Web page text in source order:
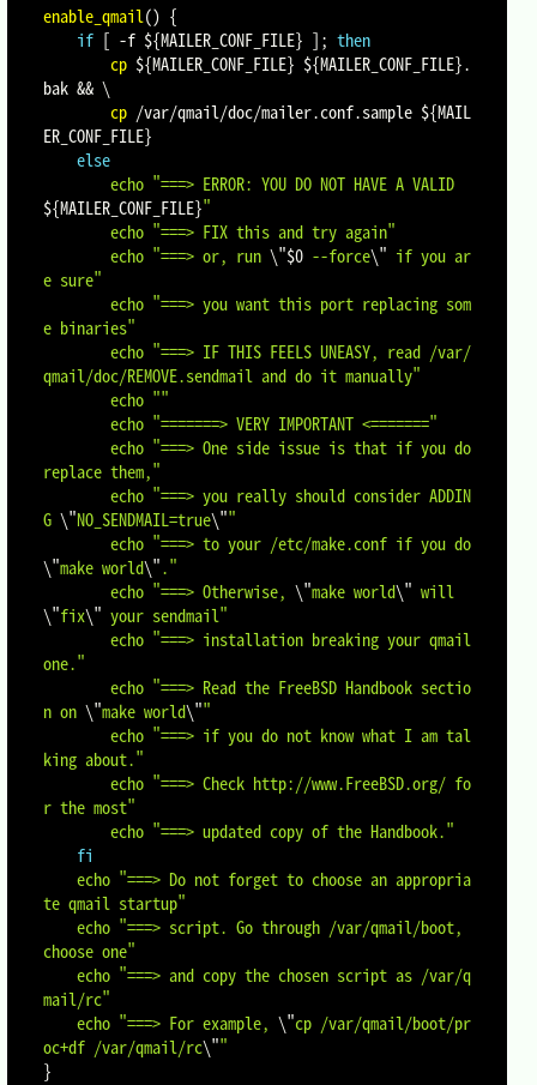
enable_qmail() {
if [ -f ${MAILER_CONF_FILE} ]; then
cp ${MAILER_CONF_FILE} ${MAILER_CONF_FILE}.
bak && \
cp /var/qmail/doc/mailer.conf.sample ${MAIL
ER_CONF_FILE}
else
echo
${MAILER_CONF_FILE}"
echo "===> FIX this and try again"
echo "===> or, run \"$0 --force\" if you ar
e sure"
echo "===> you want this port replacing som
e binaries"
echo "===> IF THIS FEELS UNEASY, read /var/
qmail/doc/REMOVE.sendmail and do it manually"
echo ""
echo "=======> VERY IMPORTANT <======="
echo "===> One side issue is that if you do
replace them,"
echo "===> you really should consider ADDIN
G \"NO_SENDMAIL=true\""
echo
\"make world\"."
echo "===> Otherwise, \"make world\"
\"fix\" your sendmail"
echo "===> installation breaking your qmail
one."
echo "===> Read the FreeBSD Handbook sectio
n on \"make world\""
echo "===> if you do not know what I am tal
king about."
echo "===> Check http://www.FreeBSD.org/ fo
r the most"
echo "===> updated copy of the Handbook."
fi
echo "===> Do not forget to choose an appropria
te qmail startup"
echo "===> script. Go through /var/qmail/boot,
choose one"
echo "===> and copy the chosen script as /var/q
mail/rc"
echo "===> For example, \"cp /var/qmail/boot/pr
oc+df /var/qmail/rc\""
}